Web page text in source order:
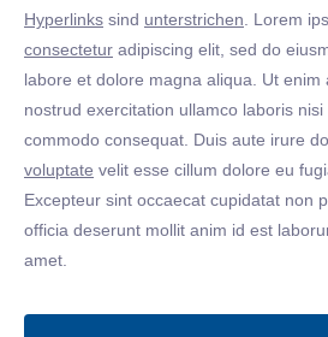
Hyperlinks sind unterstrichen . Lorem
consectetur adipiscing elit, sed do
labore et dolore magna aliqua. Ut enim
nostrud exercitation ullamco laboris
commodo consequat. Duis aute irure
voluptate velit esse cillum dolore eu
Excepteur sint occaecat cupidatat non
officia deserunt mollit anim id est
amet.